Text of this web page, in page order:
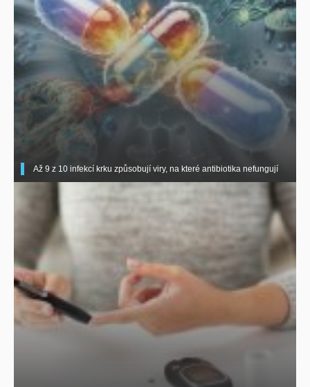
Až 9 z 10 infekcí krku způsobují viry, na které antibiotika nefungují